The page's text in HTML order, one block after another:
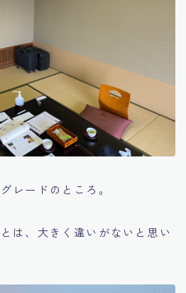
レードのところ。
は、大きく違いがないと思い